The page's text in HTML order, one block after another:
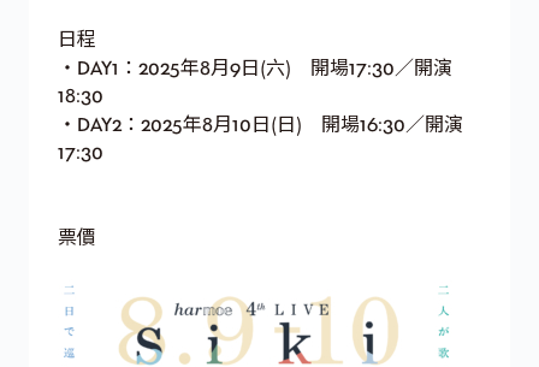
日程
・DAY1：2025年8月9日(六) 開場17:30／開演
18:30
・DAY2：2025年8月10日(日) 開場16:30／開演
17:30
票價